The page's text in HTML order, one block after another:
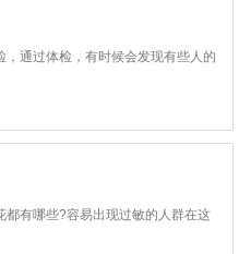
通过体检，有时候会发现有些人的
有哪些?容易出现过敏的人群在这